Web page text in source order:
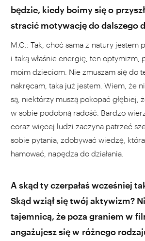
będzie, kiedy boimy się o
stracić motywację do dalszego
M.C.: Tak, choć sama z natury jestem
i taką właśnie energię, ten optymizm,
moim dzieciom. Nie zmuszam się do
nakręcam, taka już jestem. Wiem, że
są, niektórzy muszą pokopać głębiej,
w sobie podobną radość. Bardzo
coraz więcej ludzi zaczyna patrzeć
sobie pytania, zdobywać wiedzę,
hamować, napędza do działania.
A skąd ty czerpałaś wcześniej
Skąd wziął się twój aktywizm?
tajemnicą, że poza graniem w
angażujesz się w różnego